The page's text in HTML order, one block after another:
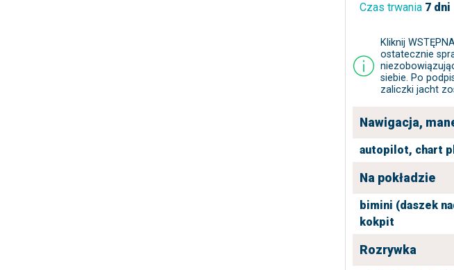
Czas trwania 7 dni
Kliknij
ostatecznie
siebie. Po
zaliczki jacht
Nawigacja,
autopilot, chart
Na pokładzie
bimini (daszek
kokpit
Rozrywka